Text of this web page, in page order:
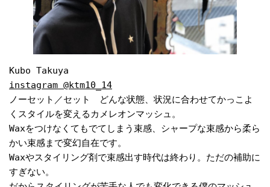
instagram @ktm10_14
ノーセット／セット　どんな状態、状況に合わせてかっこよ
くスタイルを変えるカメレオンマッシュ。
Waxをつけなくてもでてしまう束感、シャープな束感から柔ら
かい束感まで変幻自在です。
Waxやスタイリング剤で束感出す時代は終わり。ただの補助に
すぎない。